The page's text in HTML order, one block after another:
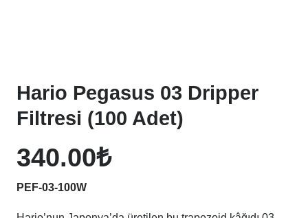
Hario Pegasus 03 Dripper
Filtresi (100 Adet)
340.00₺
PEF-03-100W